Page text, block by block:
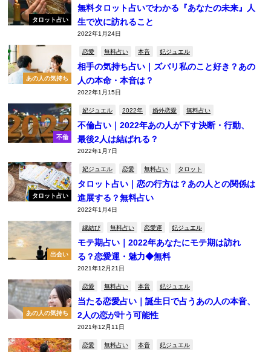
タロット占い
無料タロット占いでわかる『あなたの未来』人
生で次に訪れること
2022年1月24日
あの人の気持ち
恋愛 無料占い 本音 妃ジュエル
相手の気持ち占い｜ズバリ私のこと好き？あの
人の本命・本音は？
2022年1月15日
不倫
妃ジュエル 2022年 婚外恋愛 無料占い
不倫占い｜2022年あの人が下す決断・行動、
最後2人は結ばれる？
2022年1月7日
タロット占い
妃ジュエル 恋愛 無料占い タロット
タロット占い｜恋の行方は？あの人との関係は
進展する？無料占い
2022年1月4日
出会い
縁結び 無料占い 恋愛運 妃ジュエル
モテ期占い｜2022年あなたにモテ期は訪れ
る？恋愛運・魅力◆無料
2021年12月21日
あの人の気持ち
恋愛 無料占い 本音 妃ジュエル
当たる恋愛占い｜誕生日で占うあの人の本音、
2人の恋が叶う可能性
2021年12月11日
恋愛 無料占い 本音 妃ジュエル